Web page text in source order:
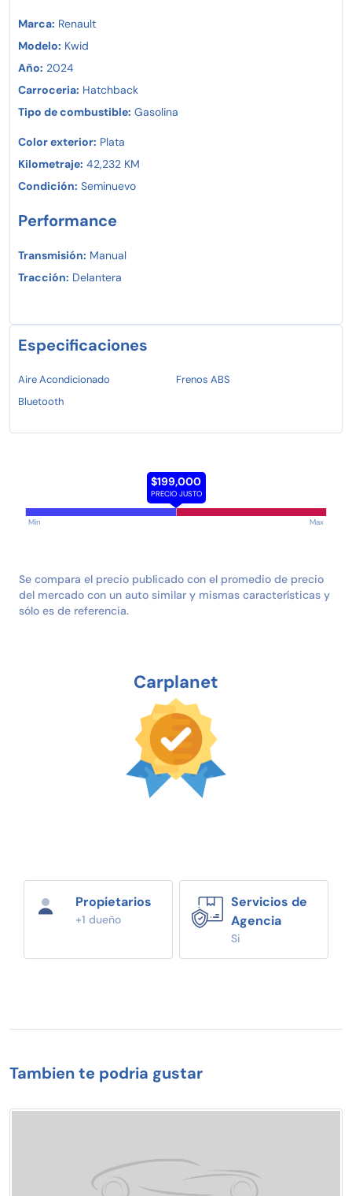
Marca: Renault
Modelo: Kwid
Año: 2024
Carroceria: Hatchback
Tipo de combustible: Gasolina
Color exterior: Plata
Kilometraje: 42,232 KM
Condición: Seminuevo
Performance
Transmisión: Manual
Tracción: Delantera
Especificaciones
Aire Acondicionado
Frenos ABS
Bluetooth
$199,000
PRECIO JUSTO
Min Max
Se compara el precio publicado con el promedio de precio
del mercado con un auto similar y mismas características y
sólo es de referencia.
Carplanet
Propietarios
+1 dueño
Servicios de
Agencia
Si
Tambien te podria gustar